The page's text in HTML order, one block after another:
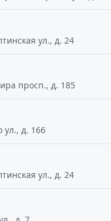
ул., д. 24
просп., д. 185
ул., д. 166
ул., д. 24